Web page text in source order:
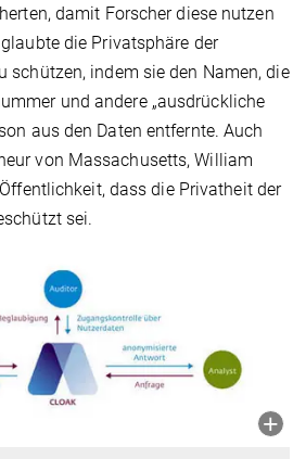
damit Forscher diese nutzen
die Privatsphäre der
schützen, indem sie den Namen, die
und andere „ausdrückliche
aus den Daten entfernte. Auch
von Massachusetts, William
dass die Privatheit der
sei.